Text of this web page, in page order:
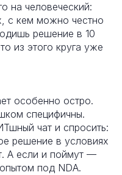
на человеческий:
с кем можно честно
решение в 10
из этого круга уже
особенно остро.
специфичны.
чат и спросить:
решение в условиях
А если и поймут —
под NDA.